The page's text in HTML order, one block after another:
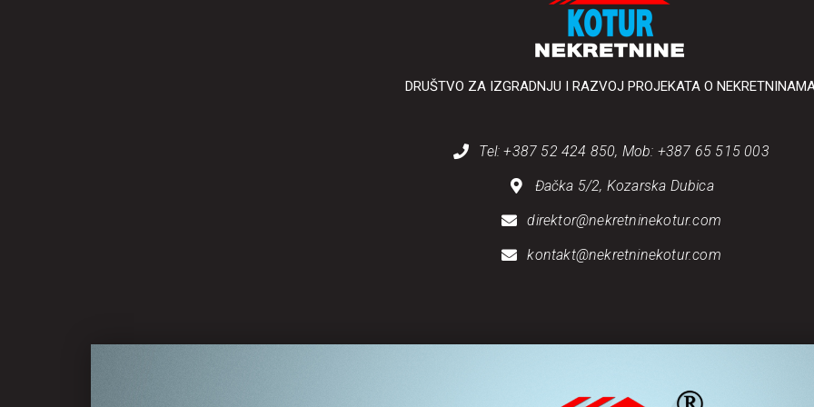
DRUŠTVO ZA IZGRADNJU I RAZVOJ PROJEKATA O
Tel: +387 52 424 850, Mob: +387 65 515 003
Đačka 5/2, Kozarska Dubica
direktor@nekretninekotur.com
kontakt@nekretninekotur.com